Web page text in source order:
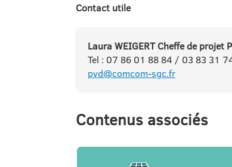
Contact utile
Laura WEIGERT Cheffe de projet
Tel : 07 86 01 88 84 / 03 83 31
pvd@comcom-sgc.fr
Contenus associés